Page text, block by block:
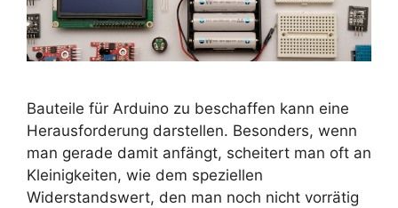
Bauteile für Arduino zu beschaffen kann eine
Herausforderung darstellen. Besonders, wenn
man gerade damit anfängt, scheitert man oft an
Kleinigkeiten, wie dem speziellen
Widerstandswert, den man noch nicht vorrätig